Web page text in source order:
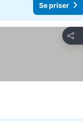
Se priser
Del